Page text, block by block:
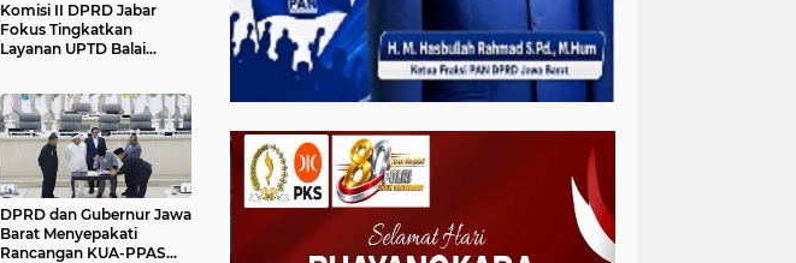
Komisi II DPRD Jabar
Fokus Tingkatkan
Layanan UPTD Balai
DPRD dan Gubernur Jawa
Barat Menyepakati
Rancangan KUA-PPAS